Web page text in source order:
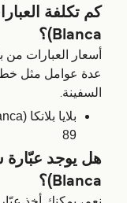
Blanca)؟
عدة عوامل مثل خط
السفينة.
89
Blanca)؟